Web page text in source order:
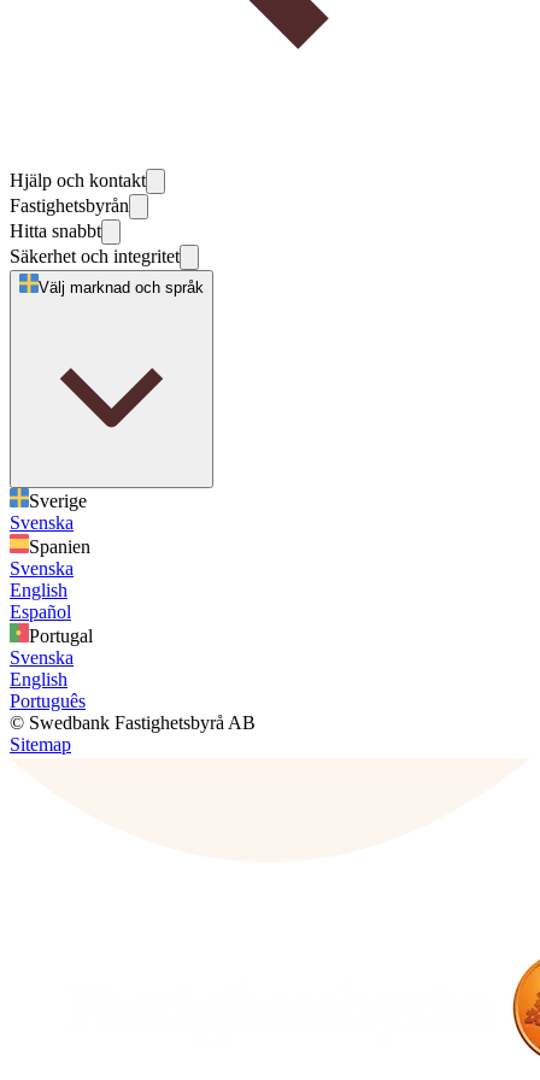
Hjälp och kontakt
Fastighetsbyrån
Hitta snabbt
Säkerhet och integritet
Välj marknad och språk
Sverige
Svenska
Spanien
Svenska
English
Español
Portugal
Svenska
English
Português
© Swedbank Fastighetsbyrå AB
Sitemap